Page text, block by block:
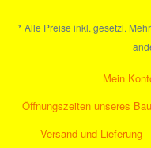
* Alle Preise inkl. gesetzl.
Mein
Öffnungszeiten unseres
Versand und Lieferung